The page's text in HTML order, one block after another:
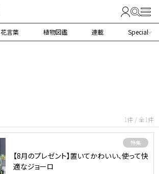
花言葉 植物図鑑 連載 Special
1件 / 全1件
特集
【8月のプレゼント】置いてかわいい、使って快
適なジョーロ